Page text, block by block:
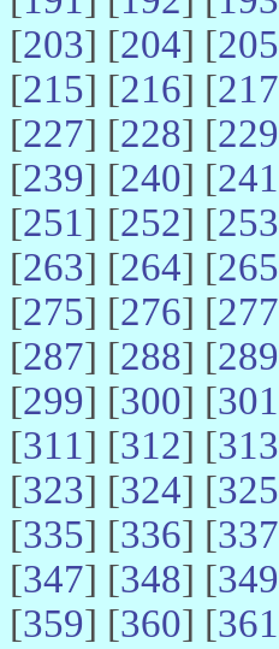
[203] [204] [205
[215] [216] [217
[227] [228] [229
[239] [240] [241
[251] [252] [253
[263] [264] [265
[275] [276] [277
[287] [288] [289
[299] [300] [301
[311] [312] [313
[323] [324] [325
[335] [336] [337
[347] [348] [349
[359] [360] [361